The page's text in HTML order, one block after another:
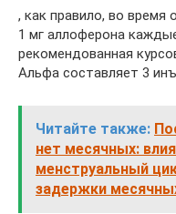
, как правило, во время
1 мг аллоферона
рекомендованная
Альфа составляет 3
Читайте также:
нет месячных:
менструальный
задержки